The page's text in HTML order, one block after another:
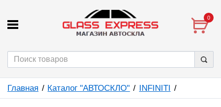
0
Главная Каталог "АВТОСКЛО" INFINITI